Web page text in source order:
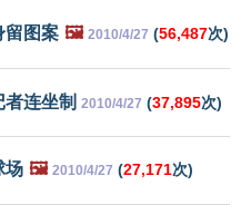
留图案 🖼️ 2010/4/27 (56,487次)
连坐制 2010/4/27 (37,895次)
场 🖼️ 2010/4/27 (27,171次)